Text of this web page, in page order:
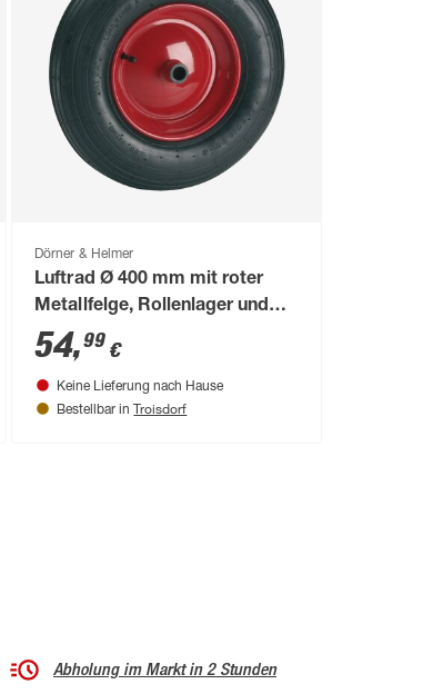
Dörner & Helmer
Luftrad Ø 400 mm mit roter
Metallfelge, Rollenlager und
Rillenprofil
54,99 €
Keine Lieferung nach Hause
Bestellbar in Troisdorf
Abholung im Markt in 2 Stunden